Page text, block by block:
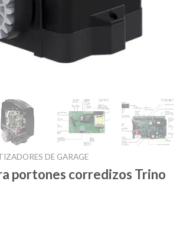
DE GARAGE
portones corredizos Trino